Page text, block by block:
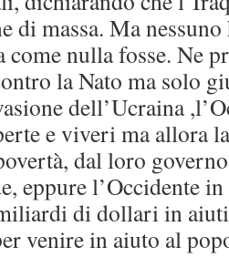
di massa. Ma
come nulla fosse. Ne
la Nato ma solo
dell’Ucraina
e viveri ma allora
dal loro
eppure l’Occidente in
di dollari in
venire in aiuto al